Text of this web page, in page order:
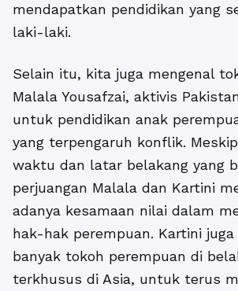
mendapatkan pendidikan yang
laki-laki.
Selain itu, kita juga mengenal
Malala Yousafzai, aktivis
untuk pendidikan anak
yang terpengaruh konflik.
waktu dan latar belakang yang
perjuangan Malala dan Kartini
adanya kesamaan nilai dalam
hak-hak perempuan. Kartini
banyak tokoh perempuan di
terkhusus di Asia, untuk terus